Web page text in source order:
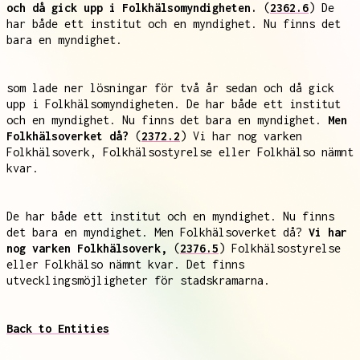
och då gick upp i Folkhälsomyndigheten.
(2362.6) De
har både ett institut och en myndighet. Nu finns det
bara en myndighet.
som lade ner lösningar för två år sedan och då gick
upp i Folkhälsomyndigheten. De har både ett institut
och en myndighet. Nu finns det bara en myndighet. Men
Folkhälsoverket då? (2372.2) Vi har nog varken
Folkhälsoverk, Folkhälsostyrelse eller Folkhälso nämnt
kvar.
De har både ett institut och en myndighet. Nu finns
det bara en myndighet. Men Folkhälsoverket då? Vi har
nog varken Folkhälsoverk,
(2376.5) Folkhälsostyrelse
eller Folkhälso nämnt kvar. Det finns
utvecklingsmöjligheter för stadskramarna.
Back to Entities